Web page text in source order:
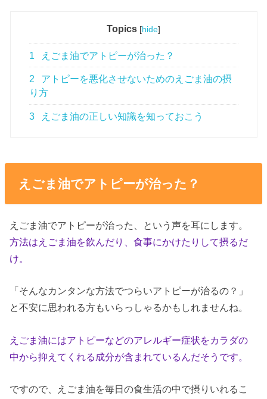
Topics [hide]
1 えごま油でアトピーが治った？
2
アトピーを悪化させないためのえごま油の摂
り方
3 えごま油の正しい知識を知っておこう
えごま油でアトピーが治った？
えごま油でアトピーが治った、という声を耳にします。
方法はえごま油を飲んだり、食事にかけたりして摂るだ
け。
「そんなカンタンな方法でつらいアトピーが治るの？」
と不安に思われる方もいらっしゃるかもしれませんね。
えごま油にはアトピーなどのアレルギー症状をカラダの
中から抑えてくれる成分が含まれているんだそうです。
ですので、えごま油を毎日の食生活の中で摂りいれるこ